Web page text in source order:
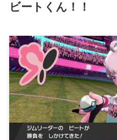
ビートくん！！